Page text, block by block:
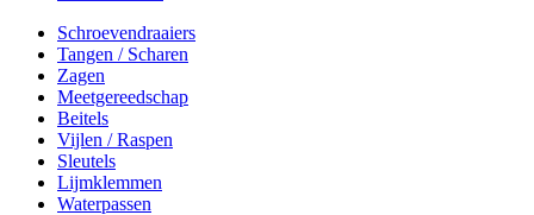
Schroevendraaiers
Tangen / Scharen
Zagen
Meetgereedschap
Beitels
Vijlen / Raspen
Sleutels
Lijmklemmen
Waterpassen